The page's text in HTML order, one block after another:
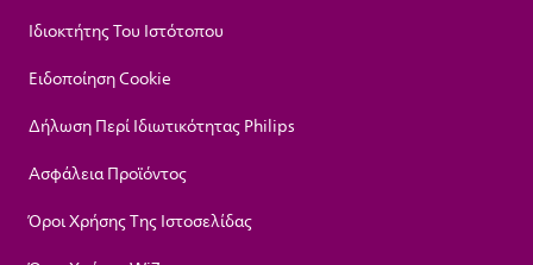
Ιδιοκτήτης Του Ιστότοπου
Ειδοποίηση Cookie
Δήλωση Περί Ιδιωτικότητας Philips
Ασφάλεια Προϊόντος
Όροι Χρήσης Της Ιστοσελίδας